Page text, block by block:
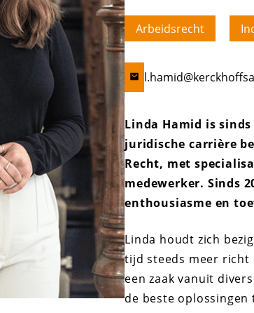
Arbeidsrecht
Linda Hamid is
juridische carrière
Recht, met
medewerker. Sinds
enthousiasme en
Linda houdt zich
tijd steeds meer richt
een zaak vanuit
de beste oplossingen